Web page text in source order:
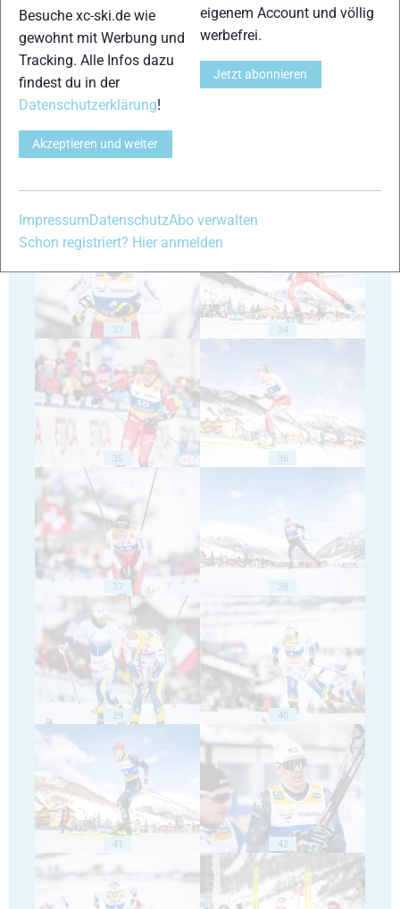
30
33 34
35 36
37 38
39 40
41 42
Besuche xc-ski.de wie
gewohnt mit Werbung und
Tracking. Alle Infos dazu
findest du in der
Datenschutzerklärung!
Akzeptieren und weiter
eigenem Account und völlig
werbefrei.
Jetzt abonnieren
ImpressumDatenschutzAbo verwalten
Schon registriert? Hier anmelden